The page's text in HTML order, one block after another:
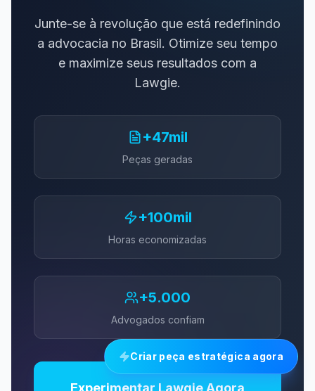
Criar peça estratégica agora
Junte-se à revolução que está redefinindo
a advocacia no Brasil. Otimize seu tempo
e maximize seus resultados com a
Lawgie.
+47mil
Peças geradas
+100mil
Horas economizadas
+5.000
Advogados confiam
Experimentar Lawgie Agora